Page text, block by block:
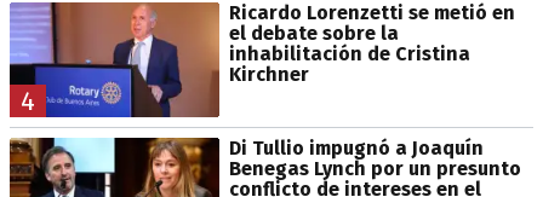
4
Ricardo Lorenzetti se metió en
el debate sobre la
inhabilitación de Cristina
Kirchner
Di Tullio impugnó a Joaquín
Benegas Lynch por un presunto
conflicto de intereses en el